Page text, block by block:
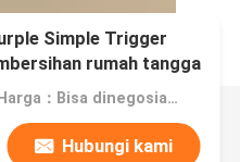
Simple Trigger
rumah tangga
Harga：Bisa dinegosiasikan
Hubungi kami